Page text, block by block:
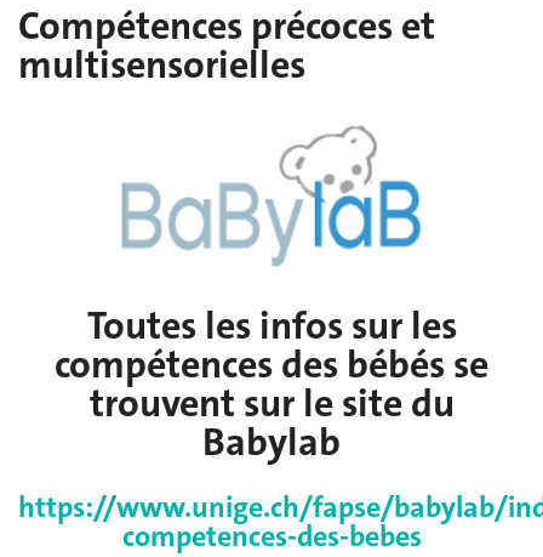
Compétences précoces et
multisensorielles
Toutes les infos sur les
compétences des bébés se
trouvent sur le site du
Babylab
https://www.unige.ch/fapse/babylab/
competences-des-bebes